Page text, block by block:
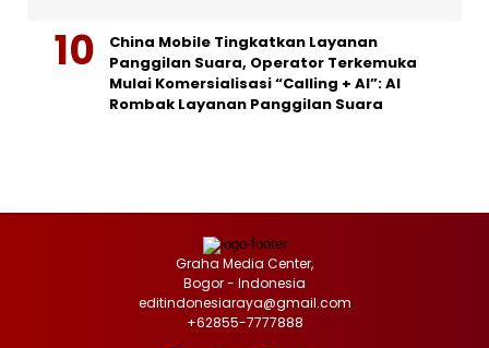
China Mobile Tingkatkan Layanan
Panggilan Suara, Operator Terkemuka
Mulai Komersialisasi “Calling + AI”: AI
Rombak Layanan Panggilan Suara
Graha Media Center,
Bogor - Indonesia
editindonesiaraya@gmail.com
+62855-7777888